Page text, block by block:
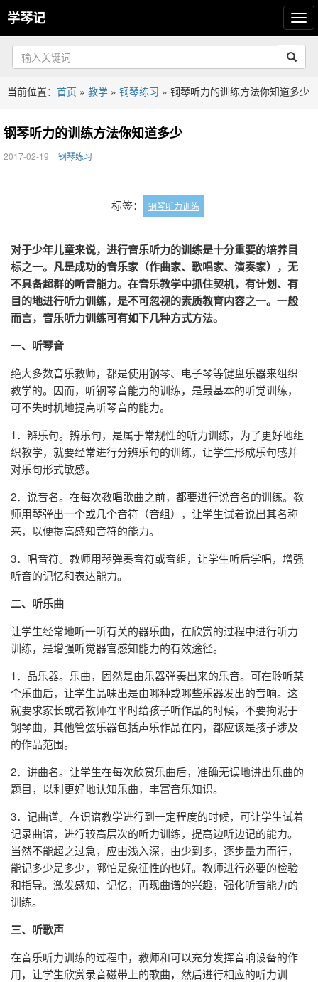
学琴记
当前位置： 首页 » 教学 » 钢琴练习 » 钢琴听力的训练方法你知道多少
钢琴听力的训练方法你知道多少
2017-02-19 钢琴练习
标签： 钢琴听力训练
对于少年儿童来说，进行音乐听力的训练是十分重要的培养目
标之一。凡是成功的音乐家（作曲家、歌唱家、演奏家），无
不具备超群的听音能力。在音乐教学中抓住契机，有计划、有
目的地进行听力训练，是不可忽视的素质教育内容之一。一般
而言，音乐听力训练可有如下几种方式方法。
一、听琴音
绝大多数音乐教师，都是使用钢琴、电子琴等键盘乐器来组织
教学的。因而，听钢琴音能力的训练，是最基本的听觉训练，
可不失时机地提高听琴音的能力。
1．辨乐句。辨乐句，是属于常规性的听力训练，为了更好地组
织教学，就要经常进行分辨乐句的训练，让学生形成乐句感并
对乐句形式敏感。
2．说音名。在每次教唱歌曲之前，都要进行说音名的训练。教
师用琴弹出一个或几个音符（音组），让学生试着说出其名称
来，以便提高感知音符的能力。
3．唱音符。教师用琴弹奏音符或音组，让学生听后学唱，增强
听音的记忆和表达能力。
二、听乐曲
让学生经常地听一听有关的器乐曲，在欣赏的过程中进行听力
训练，是增强听觉器官感知能力的有效途径。
1．品乐器。乐曲，固然是由乐器弹奏出来的乐音。可在聆听某
个乐曲后，让学生品味出是由哪种或哪些乐器发出的音响。这
就要求家长或者教师在平时给孩子听作品的时候，不要拘泥于
钢琴曲，其他管弦乐器包括声乐作品在内，都应该是孩子涉及
的作品范围。
2．讲曲名。让学生在每次欣赏乐曲后，准确无误地讲出乐曲的
题目，以利更好地认知乐曲，丰富音乐知识。
3．记曲谱。在识谱教学进行到一定程度的时候，可让学生试着
记录曲谱，进行较高层次的听力训练，提高边听边记的能力。
当然不能超之过急，应由浅入深，由少到多，逐步量力而行，
能记多少是多少，哪怕是象征性的也好。教师进行必要的检验
和指导。激发感知、记忆，再现曲谱的兴趣，强化听音能力的
训练。
三、听歌声
在音乐听力训练的过程中，教师和可以充分发挥音响设备的作
用，让学生欣赏录音磁带上的歌曲，然后进行相应的听力训